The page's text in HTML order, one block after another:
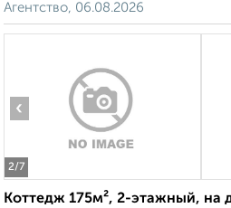
Агентство, 06.08.2026
2/7
‹
Коттедж 175м², 2-этажный, на